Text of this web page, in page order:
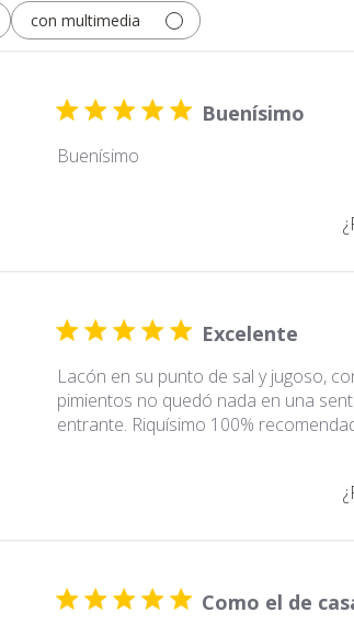
con multimedia
Buenísimo
Buenísimo
Excelente
Lacón en su punto de sal y jugoso,
pimientos no quedó nada en una
entrante. Riquísimo 100%
Como el de